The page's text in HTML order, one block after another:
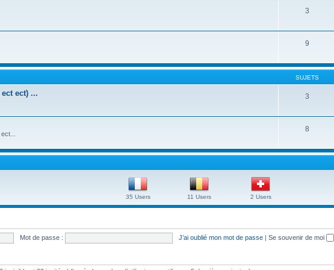
3
9
SUJETS
ect) ... 3
8
35 Users 11 Users 2 Users
Mot de passe : J’ai oublié mon mot de passe | Se souvenir de moi